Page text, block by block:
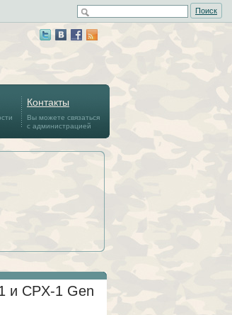
Поиск
Контакты
Вы можете связаться
с администрацией
и CPX-1 Gen